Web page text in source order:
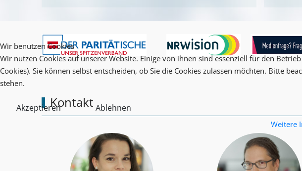
Kontakt
Wir benutzen Cookies
Wir nutzen Cookies auf unserer Website. Einige von ihnen sind essenziell für den
Cookies). Sie können selbst entscheiden, ob Sie die Cookies zulassen möchten. Bitte
stehen.
Akzeptieren Ablehnen
Weitere